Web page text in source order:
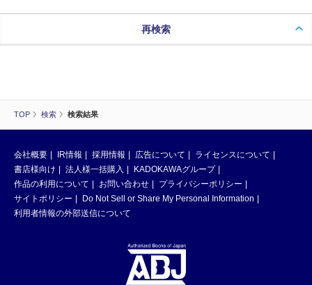
TOP 検索 検索結果
再検索
会社概要 IR情報 採用情報 広告について
ライセンスについて
書店様向け
法人様一括購入
KADOKAWAグループ
作品の利用について
お問い合わせ
プライバシーポリシー
サイトポリシー
Do Not Sell or Share My Personal Information
利用者情報の外部送信について